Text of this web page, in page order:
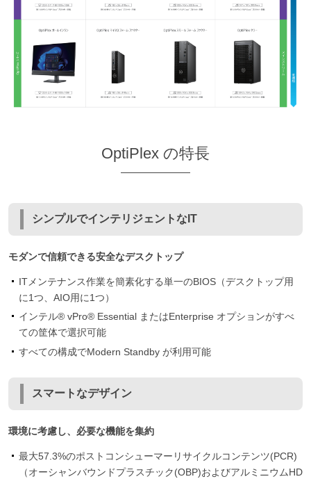
OptiPlex の特長
シンプルでインテリジェントなIT
モダンで信頼できる安全なデスクトップ
ITメンテナンス作業を簡素化する単一のBIOS（デスクトップ用
に1つ、AIO用に1つ）
インテル® vPro® Essential またはEnterprise オプションがすべ
ての筐体で選択可能
すべての構成でModern Standby が利用可能
スマートなデザイン
環境に考慮し、必要な機能を集約
最大57.3%のポストコンシューマーリサイクルコンテンツ(PCR)
（オーシャンバウンドプラスチック(OBP)およびアルミニウムHD